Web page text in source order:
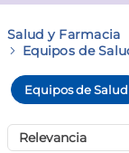
Salud y Farmacia
Equipos de
Equipos de Salud
Relevancia
6.
proteina
7.
ibuprofeno
9.
contorno ojos